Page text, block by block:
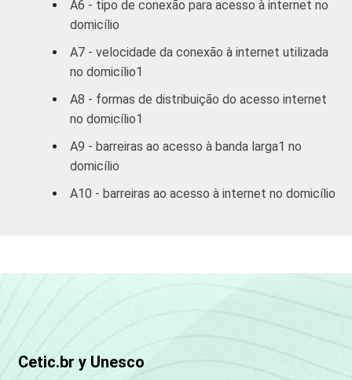
de pontuação. A soma dos pontos alcançada
por domicílio é associada a uma Classe
Sócio-Econômica específica (A, B, C, D, E).
Fonte: NIC.br - jul/ago 2006
A6 - tipo de conexão para acesso à internet no
domicílio
A7 - velocidade da conexão à internet utilizada
no domicílio1
A8 - formas de distribuição do acesso internet
no domicílio1
A9 - barreiras ao acesso à banda larga1 no
domicílio
A10 - barreiras ao acesso à internet no domicílio
Cetic.br y Unesco